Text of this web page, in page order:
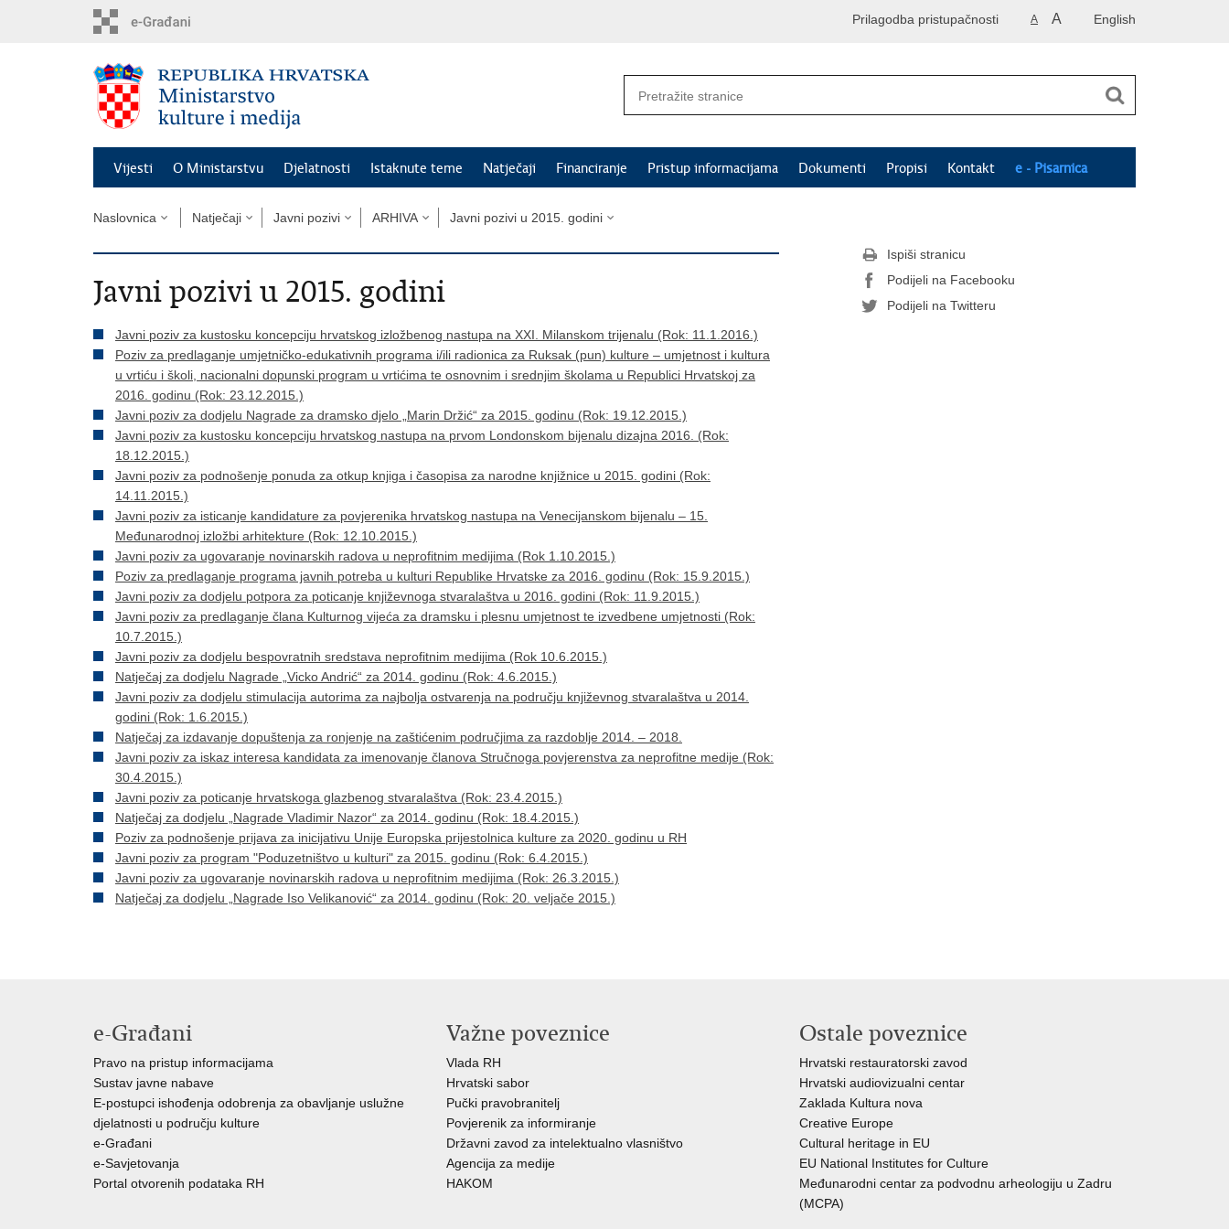
English
A A
Prilagodba pristupačnosti
Vijesti O Ministarstvu Djelatnosti Istaknute teme Natječaji Financiranje Pristup informacijama Dokumenti Propisi Kontakt e - Pisarnica
Naslovnica Natječaji Javni pozivi ARHIVA Javni pozivi u 2015. godini
Javni pozivi u 2015. godini
Javni poziv za kustosku koncepciju hrvatskog izložbenog nastupa na XXI. Milanskom trijenalu (Rok: 11.1.2016.)
Poziv za predlaganje umjetničko-edukativnih programa i/ili radionica za Ruksak (pun) kulture – umjetnost i kultura
u vrtiću i školi, nacionalni dopunski program u vrtićima te osnovnim i srednjim školama u Republici Hrvatskoj za
2016. godinu (Rok: 23.12.2015.)
Javni poziv za dodjelu Nagrade za dramsko djelo „Marin Držić“ za 2015. godinu (Rok: 19.12.2015.)
Javni poziv za kustosku koncepciju hrvatskog nastupa na prvom Londonskom bijenalu dizajna 2016. (Rok:
18.12.2015.)
Javni poziv za podnošenje ponuda za otkup knjiga i časopisa za narodne knjižnice u 2015. godini (Rok:
14.11.2015.)
Javni poziv za isticanje kandidature za povjerenika hrvatskog nastupa na Venecijanskom bijenalu – 15.
Međunarodnoj izložbi arhitekture (Rok: 12.10.2015.)
Javni poziv za ugovaranje novinarskih radova u neprofitnim medijima (Rok 1.10.2015.)
Poziv za predlaganje programa javnih potreba u kulturi Republike Hrvatske za 2016. godinu (Rok: 15.9.2015.)
Javni poziv za dodjelu potpora za poticanje književnoga stvaralaštva u 2016. godini (Rok: 11.9.2015.)
Javni poziv za predlaganje člana Kulturnog vijeća za dramsku i plesnu umjetnost te izvedbene umjetnosti (Rok:
10.7.2015.)
Javni poziv za dodjelu bespovratnih sredstava neprofitnim medijima (Rok 10.6.2015.)
Natječaj za dodjelu Nagrade „Vicko Andrić“ za 2014. godinu (Rok: 4.6.2015.)
Javni poziv za dodjelu stimulacija autorima za najbolja ostvarenja na području književnog stvaralaštva u 2014.
godini (Rok: 1.6.2015.)
Natječaj za izdavanje dopuštenja za ronjenje na zaštićenim područjima za razdoblje 2014. – 2018.
Javni poziv za iskaz interesa kandidata za imenovanje članova Stručnoga povjerenstva za neprofitne medije (Rok:
30.4.2015.)
Javni poziv za poticanje hrvatskoga glazbenog stvaralaštva (Rok: 23.4.2015.)
Natječaj za dodjelu „Nagrade Vladimir Nazor“ za 2014. godinu (Rok: 18.4.2015.)
Poziv za podnošenje prijava za inicijativu Unije Europska prijestolnica kulture za 2020. godinu u RH
Javni poziv za program "Poduzetništvo u kulturi" za 2015. godinu (Rok: 6.4.2015.)
Javni poziv za ugovaranje novinarskih radova u neprofitnim medijima (Rok: 26.3.2015.)
Natječaj za dodjelu „Nagrade Iso Velikanović“ za 2014. godinu (Rok: 20. veljače 2015.)
Ispiši stranicu
Podijeli na Facebooku
Podijeli na Twitteru
e-Građani
Pravo na pristup informacijama
Sustav javne nabave
E-postupci ishođenja odobrenja za obavljanje uslužne
djelatnosti u području kulture
e-Građani
e-Savjetovanja
Portal otvorenih podataka RH
Važne poveznice
Vlada RH
Hrvatski sabor
Pučki pravobranitelj
Povjerenik za informiranje
Državni zavod za intelektualno vlasništvo
Agencija za medije
HAKOM
Ostale poveznice
Hrvatski restauratorski zavod
Hrvatski audiovizualni centar
Zaklada Kultura nova
Creative Europe
Cultural heritage in EU
EU National Institutes for Culture
Međunarodni centar za podvodnu arheologiju u Zadru
(MCPA)